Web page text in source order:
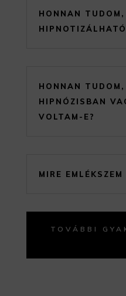
HONNAN TUDOM,
HONNAN TUDOM,
HIPNÓZISBAN
VOLTAM-E?
MIRE EMLÉKSZEM
TOVÁBBI